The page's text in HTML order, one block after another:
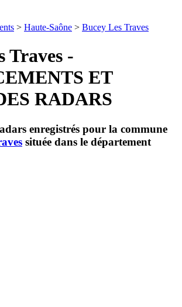
> Haute-Saône > Bucey Les Traves
Traves -
ET
RADARS
enregistrés pour la commune
située dans le département